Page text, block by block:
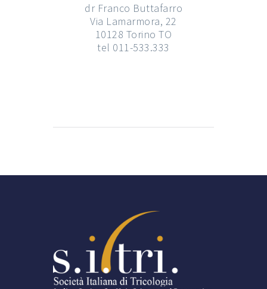
dr Franco Buttafarro
Via Lamarmora, 22
10128 Torino TO
tel 011-533.333